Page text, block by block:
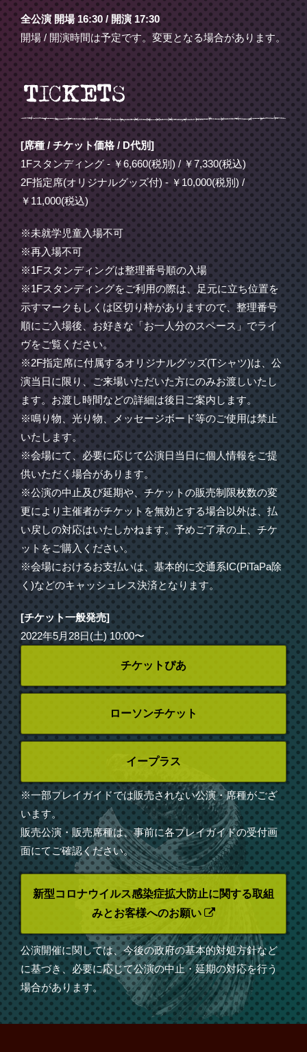
全公演 開場 16:30 / 開演 17:30
開場 / 開演時間は予定です。変更となる場合があります。
[席種 / チケット価格 / D代別]
1Fスタンディング - ￥6,660(税別) / ￥7,330(税込)
2F指定席(オリジナルグッズ付) - ￥10,000(税別) /
￥11,000(税込)
※未就学児童入場不可
※再入場不可
※1Fスタンディングは整理番号順の入場
※1Fスタンディングをご利用の際は、足元に立ち位置を
示すマークもしくは区切り枠がありますので、整理番号
順にご入場後、お好きな「お一人分のスペース」でライ
ヴをご覧ください。
※2F指定席に付属するオリジナルグッズ(Tシャツ)は、公
演当日に限り、ご来場いただいた方にのみお渡しいたし
ます。お渡し時間などの詳細は後日ご案内します。
※鳴り物、光り物、メッセージボード等のご使用は禁止
いたします。
※会場にて、必要に応じて公演日当日に個人情報をご提
供いただく場合があります。
※公演の中止及び延期や、チケットの販売制限枚数の変
更により主催者がチケットを無効とする場合以外は、払
い戻しの対応はいたしかねます。予めご了承の上、チケ
ットをご購入ください。
※会場におけるお支払いは、基本的に交通系IC(PiTaPa除
く)などのキャッシュレス決済となります。
[チケット一般発売]
2022年5月28日(土) 10:00〜
チケットぴあ
ローソンチケット
イープラス
※一部プレイガイドでは販売されない公演・席種がござ
います。
販売公演・販売席種は、事前に各プレイガイドの受付画
面にてご確認ください。
新型コロナウイルス感染症拡大防止に関する取組
みとお客様へのお願い
公演開催に関しては、今後の政府の基本的対処方針など
に基づき、必要に応じて公演の中止・延期の対応を行う
場合があります。